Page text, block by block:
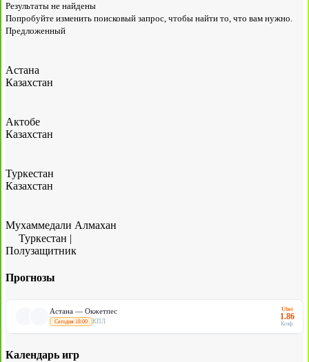
Результаты не найдены
Попробуйте изменить поисковый запрос, чтобы найти то, что вам нужно.
Предложенный
Астана
Казахстан
Актобе
Казахстан
Туркестан
Казахстан
Мухаммедали Алмахан
Туркестан |
Полузащитник
Прогнозы
Астана — Окжетпес
Сегодня 18:00 КПЛ
Ubet
1.86
Коэф.
Календарь игр